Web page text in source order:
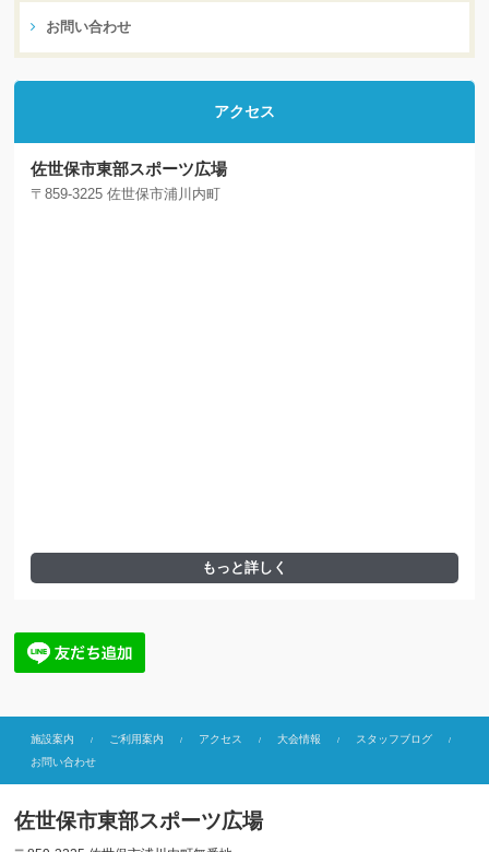
お問い合わせ
アクセス
佐世保市東部スポーツ広場
〒859-3225 佐世保市浦川内町
もっと詳しく
施設案内 ご利用案内 アクセス 大会情報
スタッフブログ
お問い合わせ
佐世保市東部スポーツ広場